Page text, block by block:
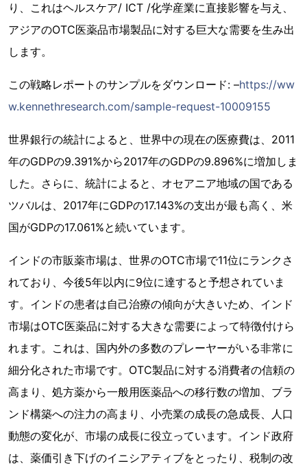
り、これはヘルスケア/ ICT /化学産業に直接影響を与え、
アジアのOTC医薬品市場製品に対する巨大な需要を生み出
します。
この戦略レポートのサンプルをダウンロード: –https://ww
w.kennethresearch.com/sample-request-10009155
世界銀行の統計によると、世界中の現在の医療費は、2011
年のGDPの9.391%から2017年のGDPの9.896%に増加しま
した。さらに、統計によると、オセアニア地域の国である
ツバルは、2017年にGDPの17.143%の支出が最も高く、米
国がGDPの17.061%と続いています。
インドの市販薬市場は、世界のOTC市場で11位にランクさ
れており、今後5年以内に9位に達すると予想されていま
す。インドの患者は自己治療の傾向が大きいため、インド
市場はOTC医薬品に対する大きな需要によって特徴付けら
れます。これは、国内外の多数のプレーヤーがいる非常に
細分化された市場です。OTC製品に対する消費者の信頼の
高まり、処方薬から一般用医薬品への移行数の増加、ブラ
ンド構築への注力の高まり、小売業の成長の急成長、人口
動態の変化が、市場の成長に役立っています。インド政府
は、薬価引き下げのイニシアティブをとったり、税制の改